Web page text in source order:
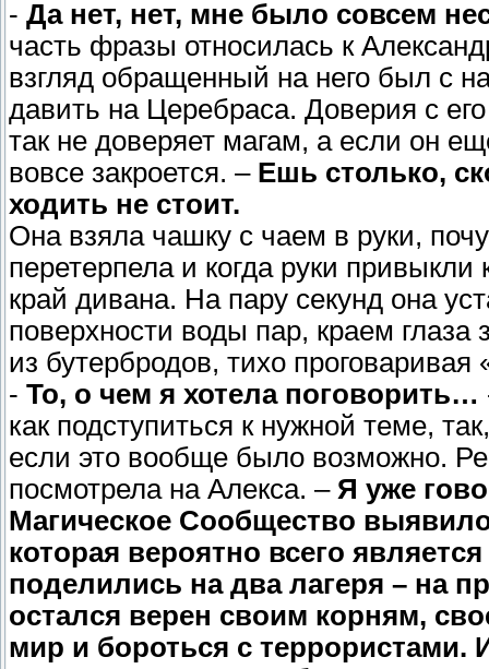
- Да нет, нет, мне было совсем
часть фразы относилась к
взгляд обращенный на него был с
давить на Церебраса. Доверия с
так не доверяет магам, а если он
вовсе закроется. – Ешь столько,
ходить не стоит.
Она взяла чашку с чаем в руки,
перетерпела и когда руки
край дивана. На пару секунд она
поверхности воды пар, краем
из бутербродов, тихо проговаривая
- То, о чем я хотела поговорить…
как подступиться к нужной теме,
если это вообще было возможно.
посмотрела на Алекса. – Я уже
Магическое Сообщество
которая вероятно всего
поделились на два лагеря – на
остался верен своим корням,
мир и бороться с